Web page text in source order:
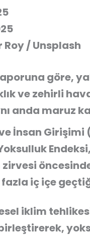
/ Unsplash
göre,
ve zehirli
anda maruz
İnsan
zirvesi
iç içe
iklim